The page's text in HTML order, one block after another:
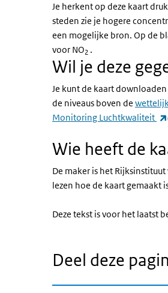
Je herkent op deze kaart
steden zie je hogere
een mogelijke bron. Op de
voor NO2 .
Wil je deze
Je kunt de kaart
de niveaus boven de
Monitoring Luchtkwaliteit
Wie heeft de
De maker is het
lezen hoe de kaart gemaakt
Deze tekst is voor het laatst
Deel deze